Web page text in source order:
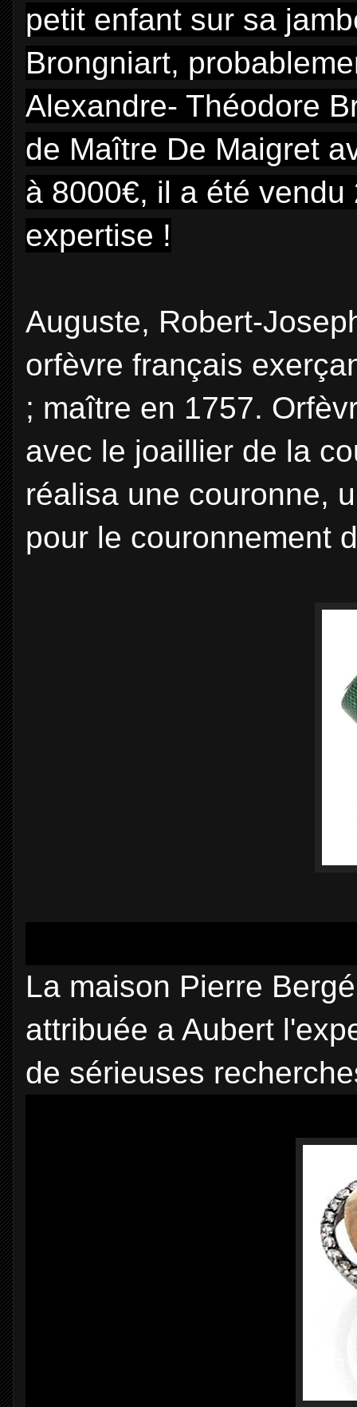
petit enfant sur sa
Brongniart,
Alexandre- Théodore
de Maître De Maigret
à 8000€, il a été
expertise !
Auguste, Robert-
orfèvre français
; maître en 1757.
avec le joaillier de la
réalisa une couronne,
pour le couronnement
La maison Pierre
attribuée a Aubert
de sérieuses